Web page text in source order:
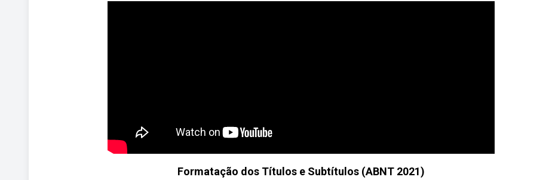
Formatação dos Títulos e Subtítulos (ABNT 2021)